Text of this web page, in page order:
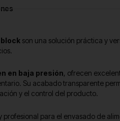
son una solución práctica y
en baja presión, ofrecen
Su acabado transparente
y el control del producto.
para el envasado de